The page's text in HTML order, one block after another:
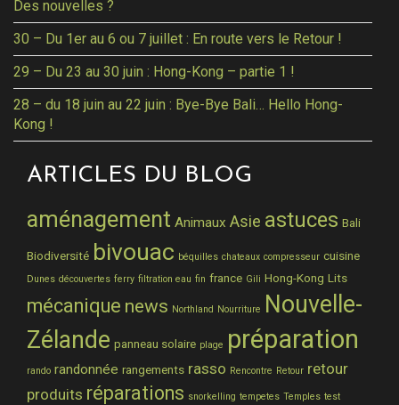
Des nouvelles ?
30 – Du 1er au 6 ou 7 juillet : En route vers le Retour !
29 – Du 23 au 30 juin : Hong-Kong – partie 1 !
28 – du 18 juin au 22 juin : Bye-Bye Bali… Hello Hong-
Kong !
ARTICLES DU BLOG
aménagement Animaux Asie astuces Bali
Biodiversité bivouac béquilles chateaux compresseur cuisine
Dunes découvertes ferry filtration eau fin france Gili Hong-Kong Lits
mécanique news Northland Nourriture Nouvelle-
Zélande panneau solaire plage préparation
rando randonnée rangements rasso Rencontre Retour retour
produits réparations snorkelling tempetes Temples test